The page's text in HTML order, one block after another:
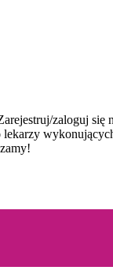
zaloguj
lekarzy